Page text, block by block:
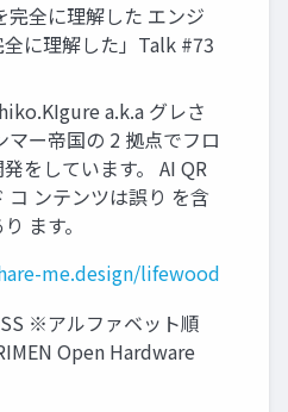
完全に理解した エンジ
に理解した」Talk #73
a.k.a グレさ
マー帝国の 2 拠点でフロ
をしています。 AI QR
コ ンテンツは誤り を含
ます。
me.design/lifewood
※アルファベット順
Open Hardware